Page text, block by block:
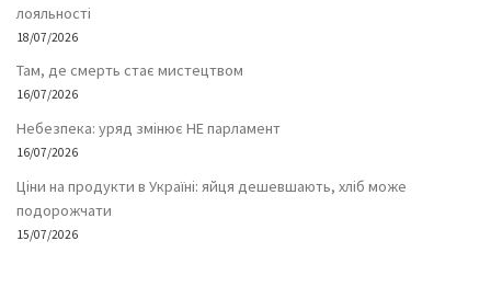
лояльності
18/07/2026
Там, де смерть стає мистецтвом
16/07/2026
Небезпека: уряд змінює НЕ парламент
16/07/2026
Ціни на продукти в Україні: яйця дешевшають, хліб може
подорожчати
15/07/2026